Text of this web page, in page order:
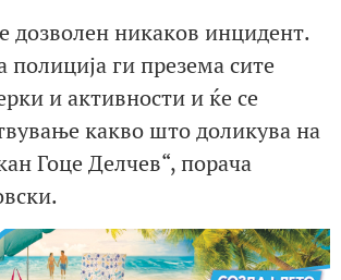
дозволен никаков инцидент.
полиција ги презема сите
и активности и ќе се
какво што доликува на
Гоце Делчев“, порача